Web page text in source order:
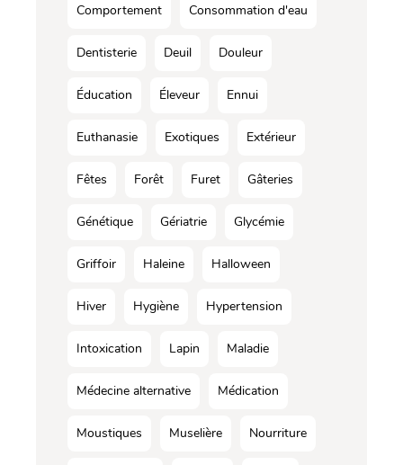
Comportement Consommation d'eau
Dentisterie Deuil Douleur
Éducation Éleveur Ennui
Euthanasie Exotiques Extérieur
Fêtes Forêt Furet Gâteries
Génétique Gériatrie Glycémie
Griffoir Haleine Halloween
Hiver Hygiène Hypertension
Intoxication Lapin Maladie
Médecine alternative Médication
Moustiques Muselière Nourriture